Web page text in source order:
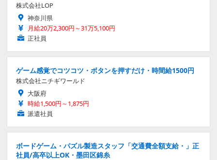
株式会社LOP
神奈川県
月給20万2,300円～31万5,100円
正社員
ゲーム感覚でコツコツ・ボタンを押すだけ・時間給1500円
株式会社ニチギワールド
大阪府
時給1,500円～1,875円
派遣社員
ボードゲーム・パズル製造スタッフ「交通費全額支給・」正
社員/高卒以上OK・墨田区錦糸